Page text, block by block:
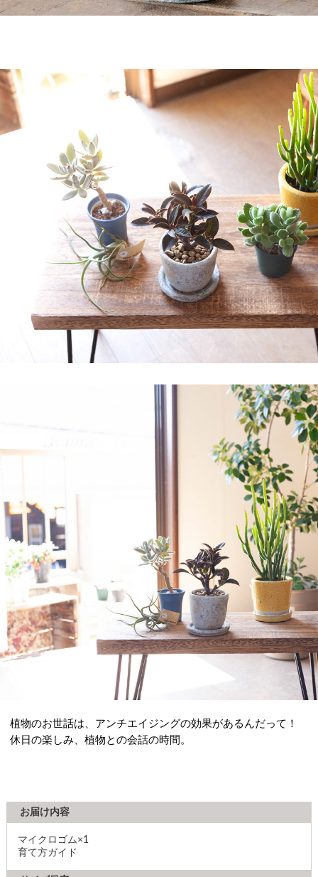
植物のお世話は、アンチエイジングの効果があるんだって！
休日の楽しみ、植物との会話の時間。
お届け内容
マイクロゴム×1
育て方ガイド